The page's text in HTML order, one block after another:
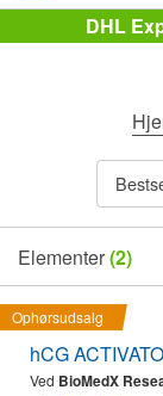
DHL
Elementer(2)
Ophørsudsalg
hCG
Ved BioMedX